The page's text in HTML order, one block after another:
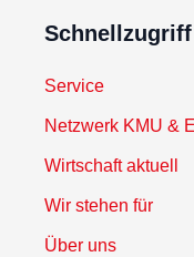
Schnellzugriff
Service
Netzwerk KMU &
Wirtschaft aktuell
Wir stehen für
Über uns